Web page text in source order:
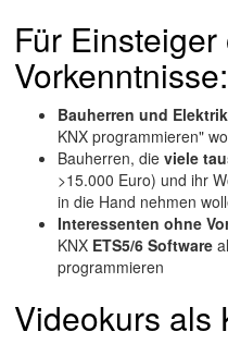
Für Einsteiger
Vorkenntnisse:
Bauherren und
KNX programmieren"
Bauherren, die viele
>15.000 Euro) und ihr
in die Hand nehmen
Interessenten ohne
KNX ETS5/6 Software
programmieren
Videokurs als